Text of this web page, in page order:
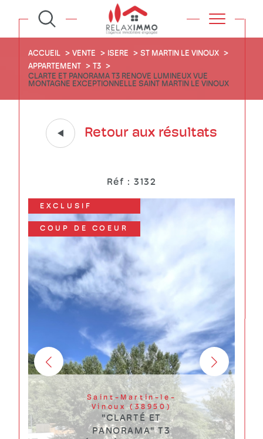
ACCUEIL VENTE ISERE
ST MARTIN LE VINOUX
APPARTEMENT
T3
CLARTE ET PANORAMA T3 RENOVE LUMINEUX VUE
MONTAGNE EXCEPTIONNELLE SAINT MARTIN LE VINOUX
Retour aux résultats
Réf : 3132
EXCLUSIF
COUP DE COEUR
Saint-Martin-le-
Vinoux (38950)
"CLARTÉ ET
PANORAMA" T3